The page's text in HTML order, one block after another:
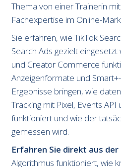
Thema von einer Trainerin
Fachexpertise im Online-
Sie erfahren, wie TikTok
Search Ads gezielt
und Creator Commerce
Anzeigenformate und
Ergebnisse bringen, wie
Tracking mit Pixel, Events
funktioniert und wie der
gemessen wird.
Erfahren Sie direkt aus der
Algorithmus funktioniert, wie